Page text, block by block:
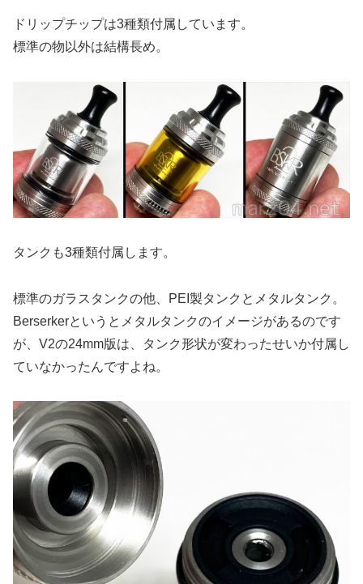
ドリップチップは3種類付属しています。
標準の物以外は結構長め。
タンクも3種類付属します。
標準のガラスタンクの他、PEI製タンクとメタルタンク。
Berserkerというとメタルタンクのイメージがあるのです
が、V2の24mm版は、タンク形状が変わったせいか付属し
ていなかったんですよね。